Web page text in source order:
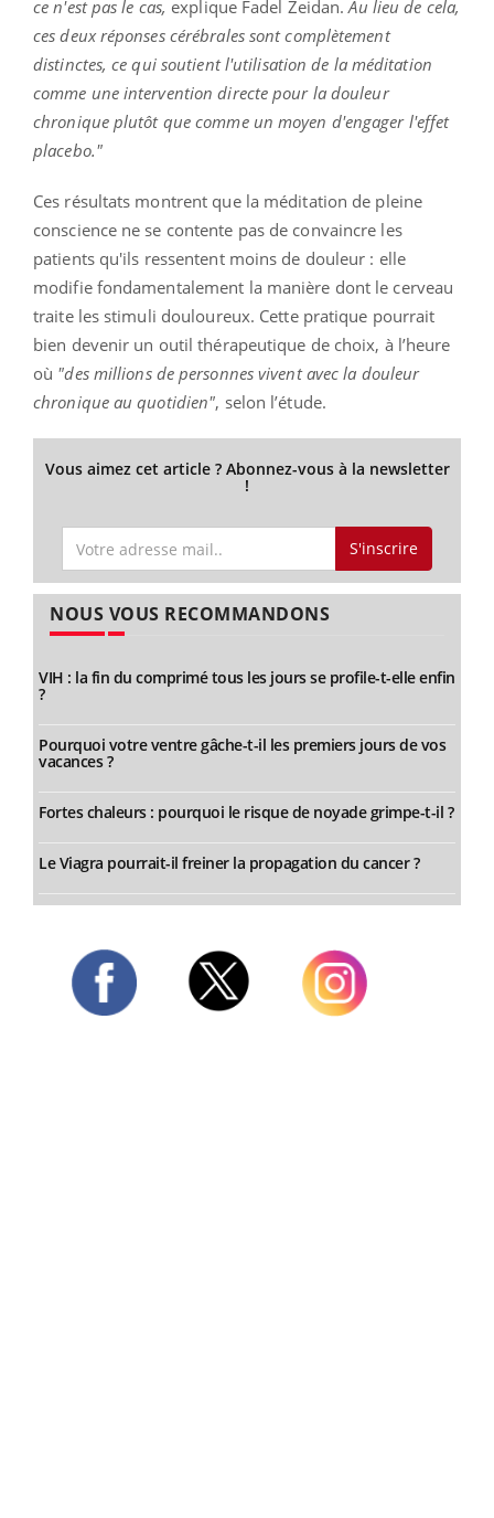
ce n'est pas le cas, explique Fadel Zeidan.Au lieu de cela,
ces deux réponses cérébrales sont complètement
distinctes, ce qui soutient l'utilisation de la méditation
comme une intervention directe pour la douleur
chronique plutôt que comme un moyen d'engager l'effet
placebo."
Ces résultats montrent que la méditation de pleine
conscience ne se contente pas de convaincre les
patients qu'ils ressentent moins de douleur : elle
modifie fondamentalement la manière dont le cerveau
traite les stimuli douloureux. Cette pratique pourrait
bien devenir un outil thérapeutique de choix, à l’heure
où "des millions de personnes vivent avec la douleur
chronique au quotidien", selon l’étude.
Vous aimez cet article ? Abonnez-vous à la newsletter
!
S'inscrire
NOUS VOUS RECOMMANDONS
VIH : la fin du comprimé tous les jours se profile-t-elle enfin
?
Pourquoi votre ventre gâche-t-il les premiers jours de vos
vacances ?
Fortes chaleurs : pourquoi le risque de noyade grimpe-t-il ?
Le Viagra pourrait-il freiner la propagation du cancer ?